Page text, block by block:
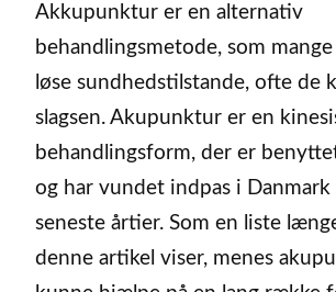
Akkupunktur er en alternativ
behandlingsmetode, som
løse sundhedstilstande, ofte de
slagsen. Akupunktur er en
behandlingsform, der er
og har vundet indpas i Danmark
seneste årtier. Som en liste
denne artikel viser, menes